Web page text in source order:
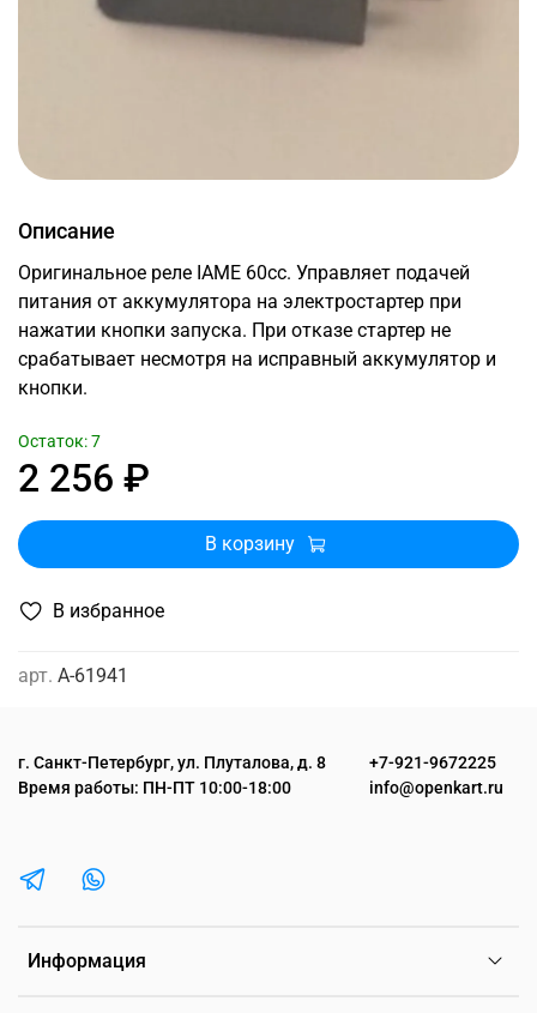
В избранное
арт. A-61941
Описание
Оригинальное реле IAME 60cc. Управляет подачей
питания от аккумулятора на электростартер при
нажатии кнопки запуска. При отказе стартер не
срабатывает несмотря на исправный аккумулятор и
кнопки.
2 256 ₽
Остаток: 7
В корзину
Информация
г. Санкт-Петербург, ул. Плуталова, д. 8
Время работы: ПН-ПТ 10:00-18:00
+7-921-9672225
info@openkart.ru